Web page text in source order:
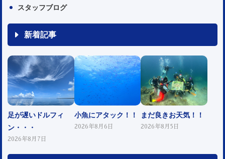
スタッフブログ
新着記事
足が遅いドルフィ
ン・・・
2026年8月7日
小魚にアタック！！
2026年8月6日
まだ良きお天気！！
2026年8月5日